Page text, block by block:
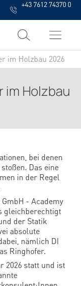
+43 7612 74370 0
im Holzbau 2026
im Holzbau
bei denen
Das eine
in der Regel
- Academy
gleichberechtigt
der Statik
absolute
nämlich DI
Ringhofer.
2026 statt und ist